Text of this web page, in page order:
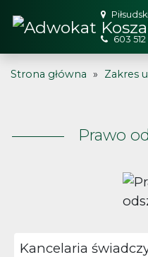
603 512
Strona główna » Zakres
Prawo
Kancelaria